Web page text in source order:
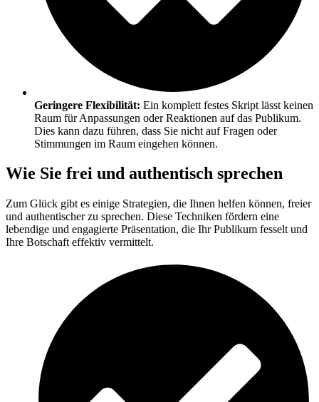
Geringere Flexibilität: Ein komplett festes Skript lässt keinen
Raum für Anpassungen oder Reaktionen auf das Publikum.
Dies kann dazu führen, dass Sie nicht auf Fragen oder
Stimmungen im Raum eingehen können.
Wie Sie frei und authentisch sprechen
Zum Glück gibt es einige Strategien, die Ihnen helfen können, freier
und authentischer zu sprechen. Diese Techniken fördern eine
lebendige und engagierte Präsentation, die Ihr Publikum fesselt und
Ihre Botschaft effektiv vermittelt.